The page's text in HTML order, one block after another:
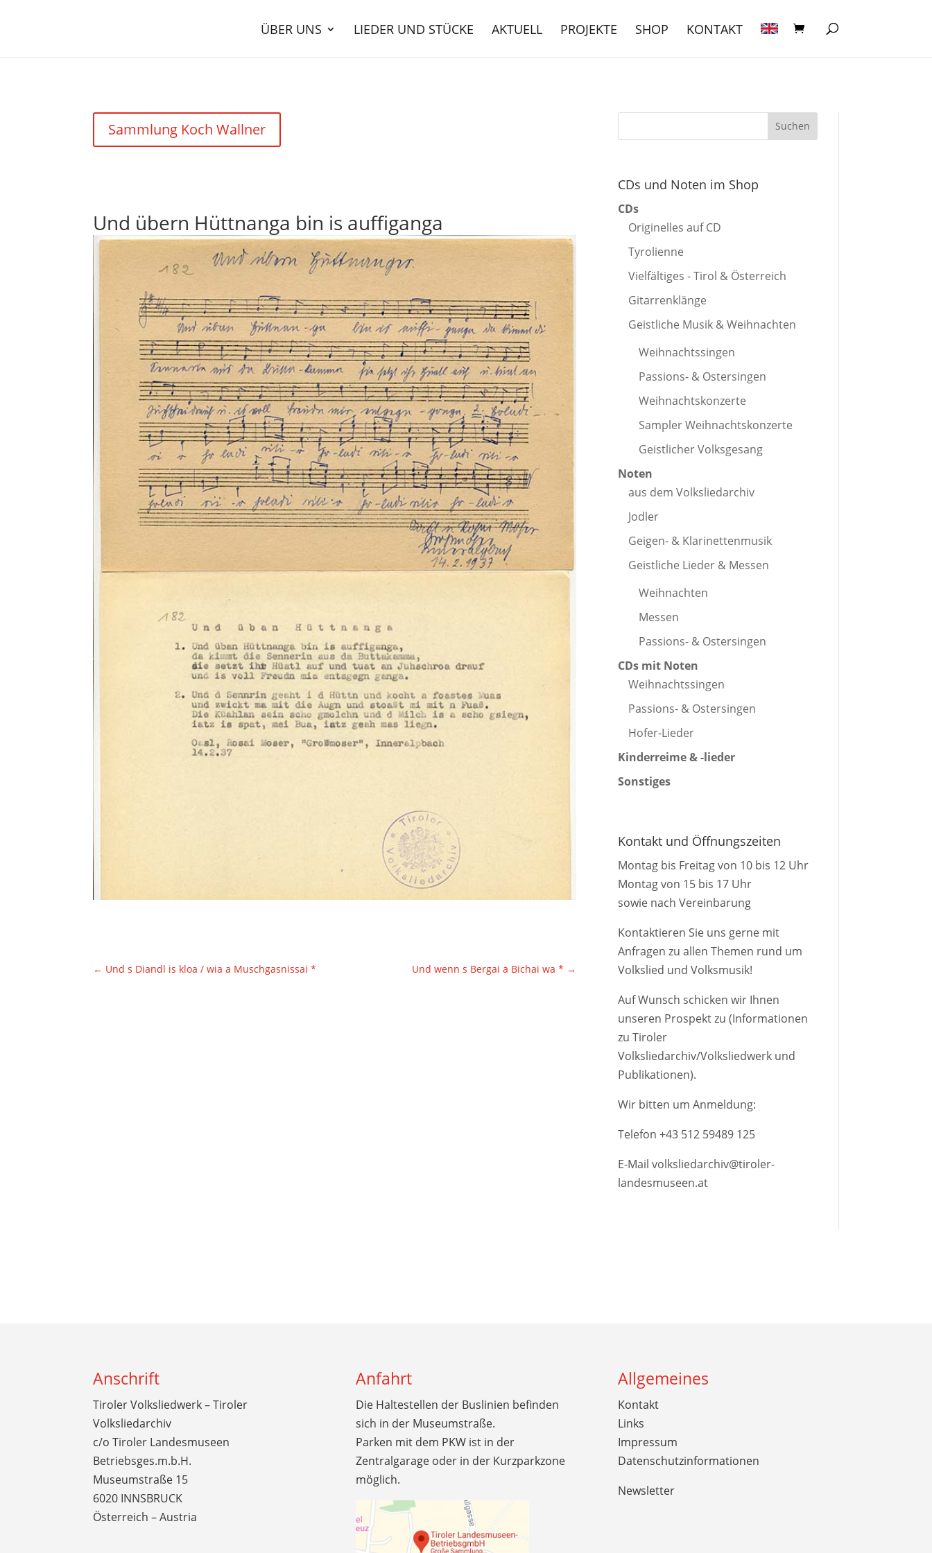
ÜBER UNS LIEDER UND STÜCKE AKTUELL PROJEKTE SHOP KONTAKT
Sammlung Koch Wallner
Und übern Hüttnanga bin is auffiganga
← Und s Diandl is kloa / wia a Muschgasnissai * Und wenn s Bergai a Bichai wa * →
CDs und Noten im Shop
CDs
Originelles auf CD
Tyrolienne
Vielfältiges - Tirol & Österreich
Gitarrenklänge
Geistliche Musik & Weihnachten
Weihnachtssingen
Passions- & Ostersingen
Weihnachtskonzerte
Sampler Weihnachtskonzerte
Geistlicher Volksgesang
Noten
aus dem Volksliedarchiv
Jodler
Geigen- & Klarinettenmusik
Geistliche Lieder & Messen
Weihnachten
Messen
Passions- & Ostersingen
CDs mit Noten
Weihnachtssingen
Passions- & Ostersingen
Hofer-Lieder
Kinderreime & -lieder
Sonstiges
Kontakt und Öffnungszeiten
Montag bis Freitag von 10 bis 12 Uhr
Montag von 15 bis 17 Uhr
sowie nach Vereinbarung
Kontaktieren Sie uns gerne mit
Anfragen zu allen Themen rund um
Volkslied und Volksmusik!
Auf Wunsch schicken wir Ihnen
unseren Prospekt zu (Informationen
zu Tiroler
Volksliedarchiv/Volksliedwerk und
Publikationen).
Wir bitten um Anmeldung:
Telefon +43 512 59489 125
E-Mail volksliedarchiv@tiroler-
landesmuseen.at
Anschrift
Tiroler Volksliedwerk – Tiroler
Volksliedarchiv
c/o Tiroler Landesmuseen
Betriebsges.m.b.H.
Museumstraße 15
6020 INNSBRUCK
Österreich – Austria
Anfahrt
Die Haltestellen der Buslinien befinden
sich in der Museumstraße.
Parken mit dem PKW ist in der
Zentralgarage oder in der Kurzparkzone
möglich.
Allgemeines
Kontakt
Links
Impressum
Datenschutzinformationen
Newsletter